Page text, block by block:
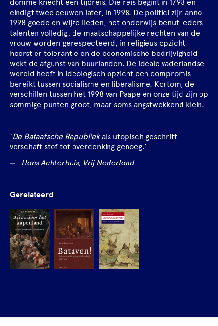
domme knecht een tijdreis. Die reis begint in 1798 en
eindigt twee eeuwen later, in 1998. De politici zijn anno
1998 goede en wijze lieden, het onderwijs benut ieders
talenten volledig, de maatschappelijke rechten van de
vrouw worden gerespecteerd, in religieus opzicht
heerst er tolerantie en de economische bedrijvigheid
wekt de afgunst van buurlanden. De ideale vaderlandse
wereld heeft in ideologisch opzicht een compromis
bereikt tussen socialisme en liberalisme. Kortom, de
verschillen tussen het 1998 van Paape en onze tijd zijn op
sommige punten groot, maar soms angstwekkend klein.
‘De Bataafsche Republiekals utopisch geschrift
verschaft stof tot overdenking genoeg.’
Hans Achterhuis, Vrij Nederland
Gerelateerd